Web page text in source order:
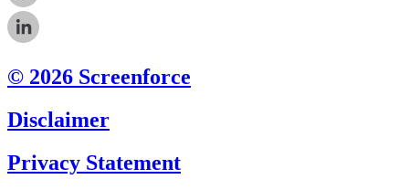
© 2026 Screenforce
Disclaimer
Privacy Statement